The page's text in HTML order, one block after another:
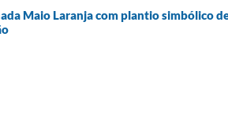
Maio Laranja com plantio simbólico